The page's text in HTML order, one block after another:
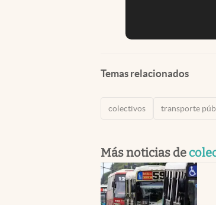
Temas relacionados
colectivos transporte
Más noticias de